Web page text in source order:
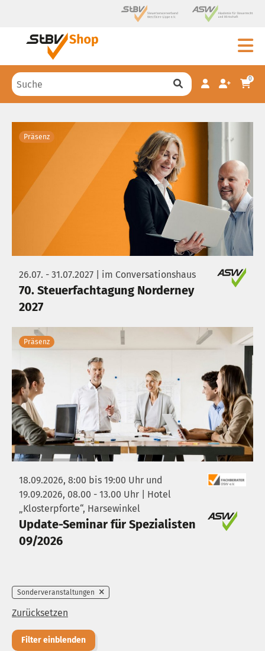
0
Präsenz
26.07. - 31.07.2027 | im Conversationshaus
70. Steuerfachtagung Norderney
2027
Präsenz
18.09.2026, 8:00 bis 19:00 Uhr und
19.09.2026, 08.00 - 13.00 Uhr | Hotel
„Klosterpforte“, Harsewinkel
Update-Seminar für Spezialisten
09/2026
Sonderveranstaltungen
Zurücksetzen
Filter einblenden